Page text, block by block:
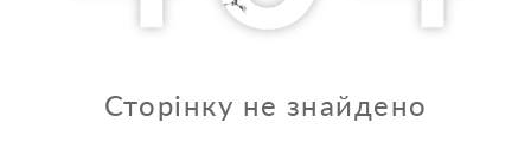
Сторінку не знайдено